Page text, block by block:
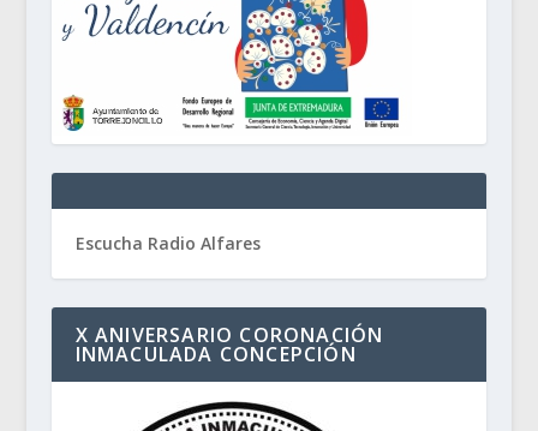
Escucha Radio Alfares
X ANIVERSARIO CORONACIÓN
INMACULADA CONCEPCIÓN